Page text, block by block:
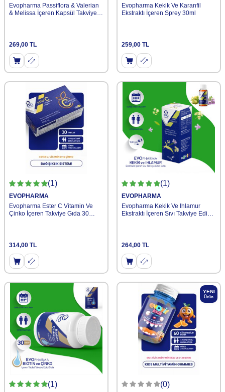
Evopharma Passiflora & Valerian
& Melissa İçeren Kapsül Takviye
269,00 TL
Evopharma Kekik Ve Karanfil
Ekstraktı İçeren Sprey 30ml
259,00 TL
(1)
EVOPHARMA
Evopharma Ester C Vitamin Ve
Çinko İçeren Takviye Gıda 30
314,00 TL
(1)
EVOPHARMA
Evopharma Kekik Ve Ihlamur
Ekstraktı İçeren Sıvı Takviye Edici
264,00 TL
(1)
YENI
Ürün
(0)